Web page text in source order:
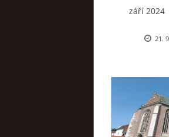
září 2024
21.